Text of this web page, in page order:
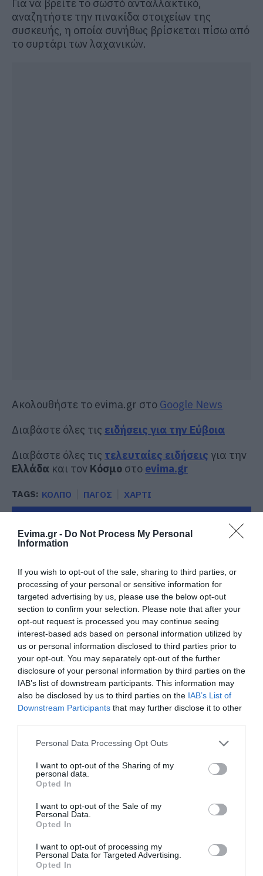
Evima.gr - Do Not Process My Personal
Information
If you wish to opt-out of the sale, sharing to third parties, or
processing of your personal or sensitive information for
targeted advertising by us, please use the below opt-out
section to confirm your selection. Please note that after your
opt-out request is processed you may continue seeing
interest-based ads based on personal information utilized by
us or personal information disclosed to third parties prior to
your opt-out. You may separately opt-out of the further
disclosure of your personal information by third parties on the
IAB’s list of downstream participants. This information may
also be disclosed by us to third parties on the IAB’s List of
Downstream Participants that may further disclose it to other
Please note that this website/app uses one or more Google
not limited to your visit or usage behaviour. You may click to
grant or deny consent to Google and its third-party tags to
use your data for below specified purposes in below Google
consent section.
Personal Data Processing Opt Outs
I want to opt-out of the Sharing of my
personal data.
Opted In
I want to opt-out of the Sale of my
Personal Data.
Opted In
I want to opt-out of processing my
Personal Data for Targeted Advertising.
Opted In
Για να βρείτε το σωστό ανταλλακτικό,
αναζητήστε την πινακίδα στοιχείων της
συσκευής, η οποία συνήθως βρίσκεται πίσω από
το συρτάρι των λαχανικών.
Ακολουθήστε το evima.gr στο Google News
Διαβάστε όλες τις ειδήσεις για την Εύβοια
Διαβάστε όλες τις τελευταίες ειδήσεις για την
Ελλάδα και τον Κόσμο στο evima.gr
TAGS: ΚΟΛΠΟ ΠΑΓΟΣ ΧΑΡΤΙ
ΡΟΗ ΕΙΔΗΣΕΩΝ
Φωτιά στη Σκύρο: Δύσκολη νύχτα
06.08.2026 | 22:04
Εύβοια: Με κατάνυξη και πλήθος
κόσμου η μεγάλη γιορτή στους
Ωρεούς – Παρών ο Θανάσης
Ζεμπίλης
06.08.2026 | 22:00
Συντάξεις Σεπτεμβρίου 2026:
Πότε πληρώνονται οι δικαιούχοι –
Οι ημερομηνίες του e-ΕΦΚΑ
06.08.2026 | 21:40
που έπεσε από την γέφυρα: Τα
06.08.2026 | 21:20
Κινδύνευσε κτηνοτροφική μονάδα
– Νέο βίντεο
Καφές: Τα οφέλη της μέτριας
κατανάλωσης σύμφωνα με ειδικό